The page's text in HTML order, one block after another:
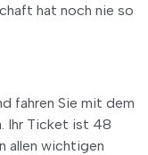
hat noch nie so
fahren Sie mit dem
Ihr Ticket ist 48
allen wichtigen